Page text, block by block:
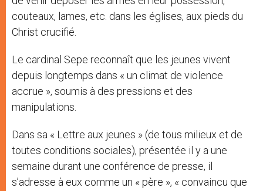
couteaux, lames, etc. dans les églises, aux pieds du
Christ crucifié.
Le cardinal Sepe reconnaît que les jeunes vivent
depuis longtemps dans « un climat de violence
accrue », soumis à des pressions et des
manipulations.
Dans sa « Lettre aux jeunes » (de tous milieux et de
toutes conditions sociales), présentée il y a une
semaine durant une conférence de presse, il
s’adresse à eux comme un « père », « convaincu que